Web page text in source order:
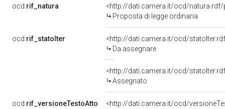
ocd:rif_natura
<http://dati.camera.it/ocd/natura.rdf/
Proposta di legge ordinaria
ocd:rif_statoIter
<http://dati.camera.it/ocd/
Da assegnare
<http://dati.camera.it/ocd/
Assegnato
ocd:rif_versioneTestoAtto
<http://dati.camera.it/ocd/